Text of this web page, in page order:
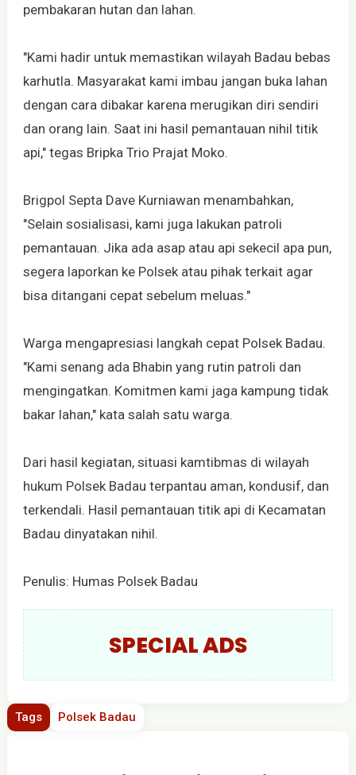
pembakaran hutan dan lahan.
"Kami hadir untuk memastikan wilayah Badau bebas
karhutla. Masyarakat kami imbau jangan buka lahan
dengan cara dibakar karena merugikan diri sendiri
dan orang lain. Saat ini hasil pemantauan nihil titik
api," tegas Bripka Trio Prajat Moko.
Brigpol Septa Dave Kurniawan menambahkan,
"Selain sosialisasi, kami juga lakukan patroli
pemantauan. Jika ada asap atau api sekecil apa pun,
segera laporkan ke Polsek atau pihak terkait agar
bisa ditangani cepat sebelum meluas."
Warga mengapresiasi langkah cepat Polsek Badau.
"Kami senang ada Bhabin yang rutin patroli dan
mengingatkan. Komitmen kami jaga kampung tidak
bakar lahan," kata salah satu warga.
Dari hasil kegiatan, situasi kamtibmas di wilayah
hukum Polsek Badau terpantau aman, kondusif, dan
terkendali. Hasil pemantauan titik api di Kecamatan
Badau dinyatakan nihil.
Penulis: Humas Polsek Badau
SPECIAL ADS
Tags Polsek Badau